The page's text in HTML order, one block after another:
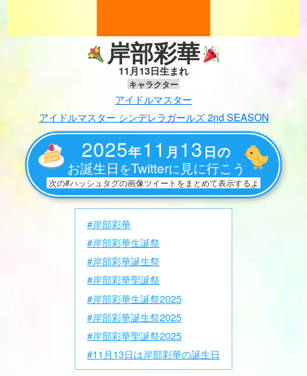
岸部彩華
11月13日生まれ
キャラクター
アイドルマスター
アイドルマスター シンデレラガールズ 2nd SEASON
2025年11 月 13 日の
お誕生日 をTwitterに 見に行こう
次の#ハッシュタグの画像ツイートをまとめて表示するよ
#岸部彩華
#岸部彩華生誕祭
#岸部彩華誕生祭
#岸部彩華聖誕祭
#岸部彩華生誕祭2025
#岸部彩華誕生祭2025
#岸部彩華聖誕祭2025
#11月13日は岸部彩華の誕生日